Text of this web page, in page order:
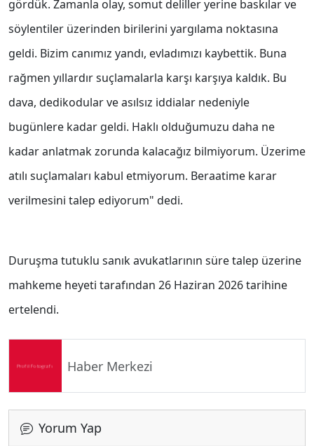
gördük. Zamanla olay, somut deliller yerine baskılar ve
söylentiler üzerinden birilerini yargılama noktasına
geldi. Bizim canımız yandı, evladımızı kaybettik. Buna
rağmen yıllardır suçlamalarla karşı karşıya kaldık. Bu
dava, dedikodular ve asılsız iddialar nedeniyle
bugünlere kadar geldi. Haklı olduğumuzu daha ne
kadar anlatmak zorunda kalacağız bilmiyorum. Üzerime
atılı suçlamaları kabul etmiyorum. Beraatime karar
verilmesini talep ediyorum" dedi.
Duruşma tutuklu sanık avukatlarının süre talep üzerine
mahkeme heyeti tarafından 26 Haziran 2026 tarihine
ertelendi.
Haber Merkezi
Yorum Yap